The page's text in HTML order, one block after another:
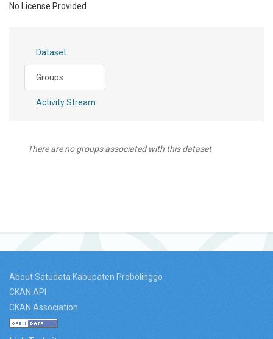
No License Provided
Dataset
Groups
Activity Stream
There are no groups associated with this dataset
About Satudata Kabupaten Probolinggo
CKAN API
CKAN Association